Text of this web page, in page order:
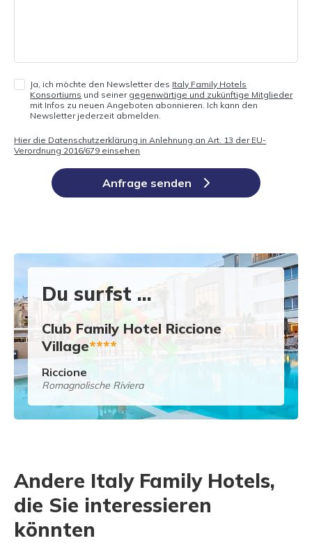
Ja, ich möchte den Newsletter des Italy Family Hotels
Konsortiums und seiner gegenwärtige und zukünftige Mitglieder
mit Infos zu neuen Angeboten abonnieren. Ich kann den
Newsletter jederzeit abmelden.
Hier die Datenschutzerklärung in Anlehnung an Art. 13 der EU-
Verordnung 2016/679 einsehen
Anfrage senden
Du surfst ...
Club Family Hotel Riccione
Village****
Riccione
Romagnolische Riviera
Andere Italy Family Hotels,
die Sie interessieren
könnten